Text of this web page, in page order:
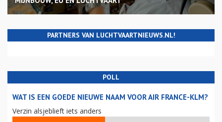
PARTNERS VAN LUCHTVAARTNIEUWS.NL!
POLL
WAT IS EEN GOEDE NIEUWE NAAM VOOR AIR FRANCE-KLM?
Verzin alsjeblieft iets anders